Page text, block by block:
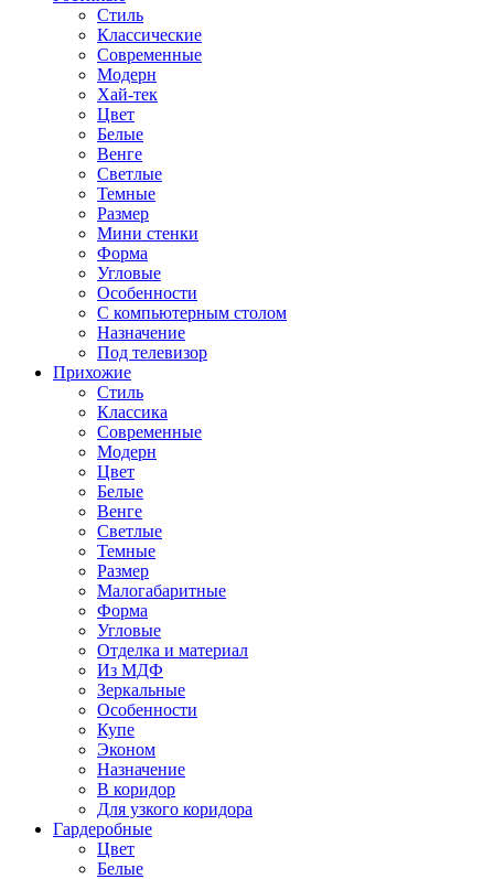
Стиль
Классические
Современные
Модерн
Хай-тек
Цвет
Белые
Венге
Светлые
Темные
Размер
Мини стенки
Форма
Угловые
Особенности
С компьютерным столом
Назначение
Под телевизор
Прихожие
Стиль
Классика
Современные
Модерн
Цвет
Белые
Венге
Светлые
Темные
Размер
Малогабаритные
Форма
Угловые
Отделка и материал
Из МДФ
Зеркальные
Особенности
Купе
Эконом
Назначение
В коридор
Для узкого коридора
Гардеробные
Цвет
Белые